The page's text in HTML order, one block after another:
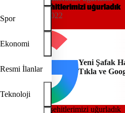
Spor
Ekonomi
Resmi İlanlar
Teknoloji
Pençe-Kilit şehitlerimizi uğurladık
00:00, 13/09/2022
Yeni Şafak
Yeni Şafak
Tıkla ve